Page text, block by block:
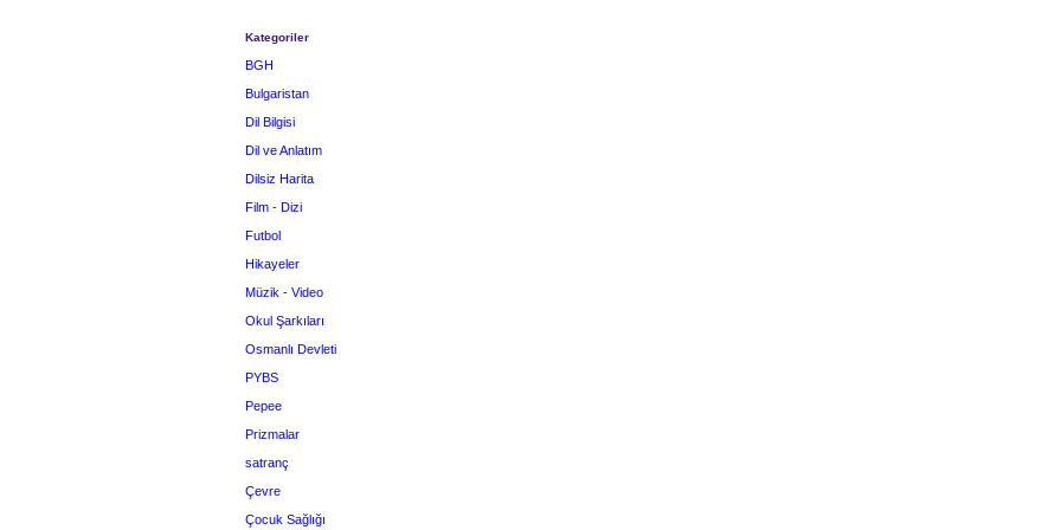
Kategoriler
BGH
Bulgaristan
Dil Bilgisi
Dil ve Anlatım
Dilsiz Harita
Film - Dizi
Futbol
Hikayeler
Müzik - Video
Okul Şarkıları
Osmanlı Devleti
PYBS
Pepee
Prizmalar
satranç
Çevre
Çocuk Sağlığı